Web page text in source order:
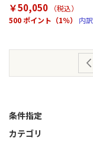
￥50,050
（税込）
500 ポイント（1％）
内訳
ペ
ジ
条件指定
カテゴリ